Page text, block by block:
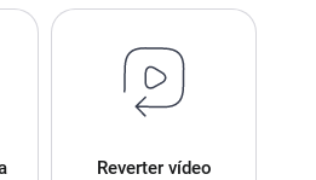
Reverter vídeo